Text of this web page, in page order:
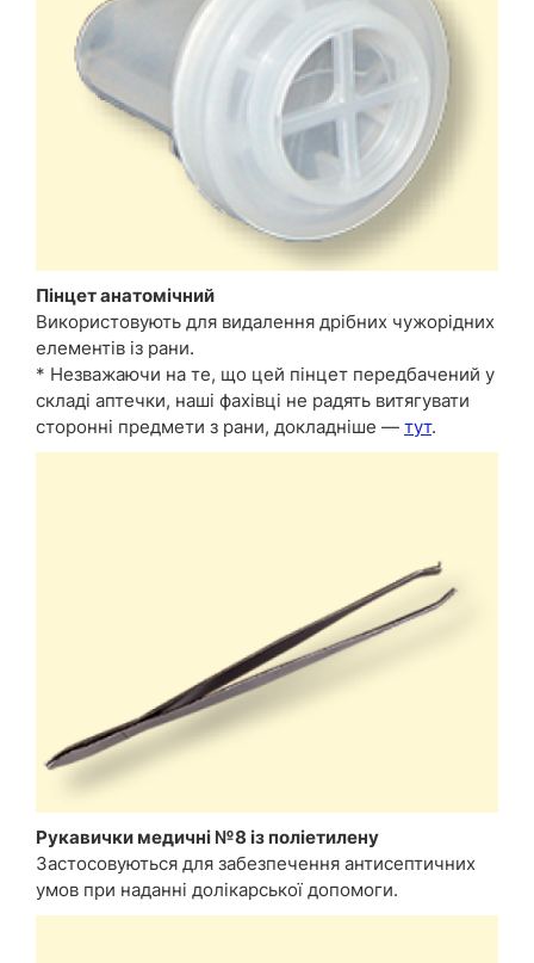
Пінцет анатомічний
Використовують для видалення дрібних чужорідних
елементів із рани.
* Незважаючи на те, що цей пінцет передбачений у
складі аптечки, наші фахівці не радять витягувати
сторонні предмети з рани, докладніше — тут.
Рукавички медичні №8 із поліетилену
Застосовуються для забезпечення антисептичних
умов при наданні долікарської допомоги.